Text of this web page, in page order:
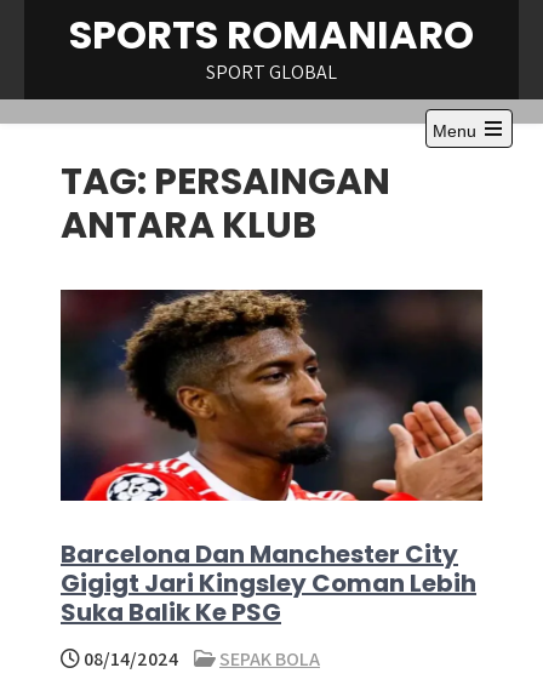
SPORTS ROMANIARO
SPORT GLOBAL
Menu
Open
TAG: PERSAINGAN
ANTARA KLUB
Barcelona Dan Manchester City
Gigigt Jari Kingsley Coman Lebih
Suka Balik Ke PSG
08/14/2024
SEPAK BOLA